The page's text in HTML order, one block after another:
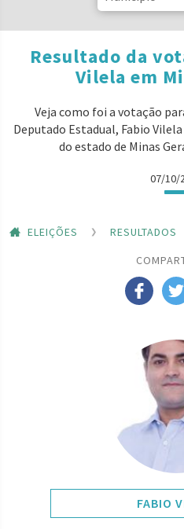
Resultado da
Vilela em
Veja como foi a votação
Deputado Estadual, Fabio
do estado de Minas
07/10/
ELEIÇÕES RESULTADOS
FABIO